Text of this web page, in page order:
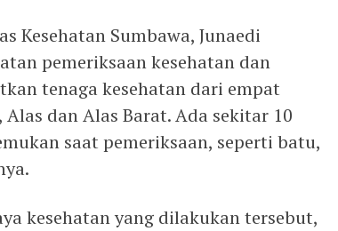
Kesehatan Sumbawa, Junaedi
pemeriksaan kesehatan dan
tenaga kesehatan dari empat
dan Alas Barat. Ada sekitar 10
saat pemeriksaan, seperti batu,
kesehatan yang dilakukan tersebut,